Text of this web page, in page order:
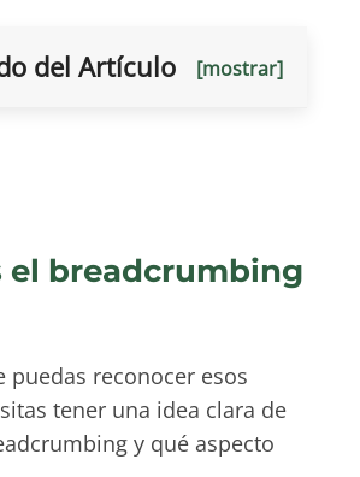
del Artículo [mostrar]
el breadcrumbing
puedas reconocer esos
tener una idea clara de
y qué aspecto